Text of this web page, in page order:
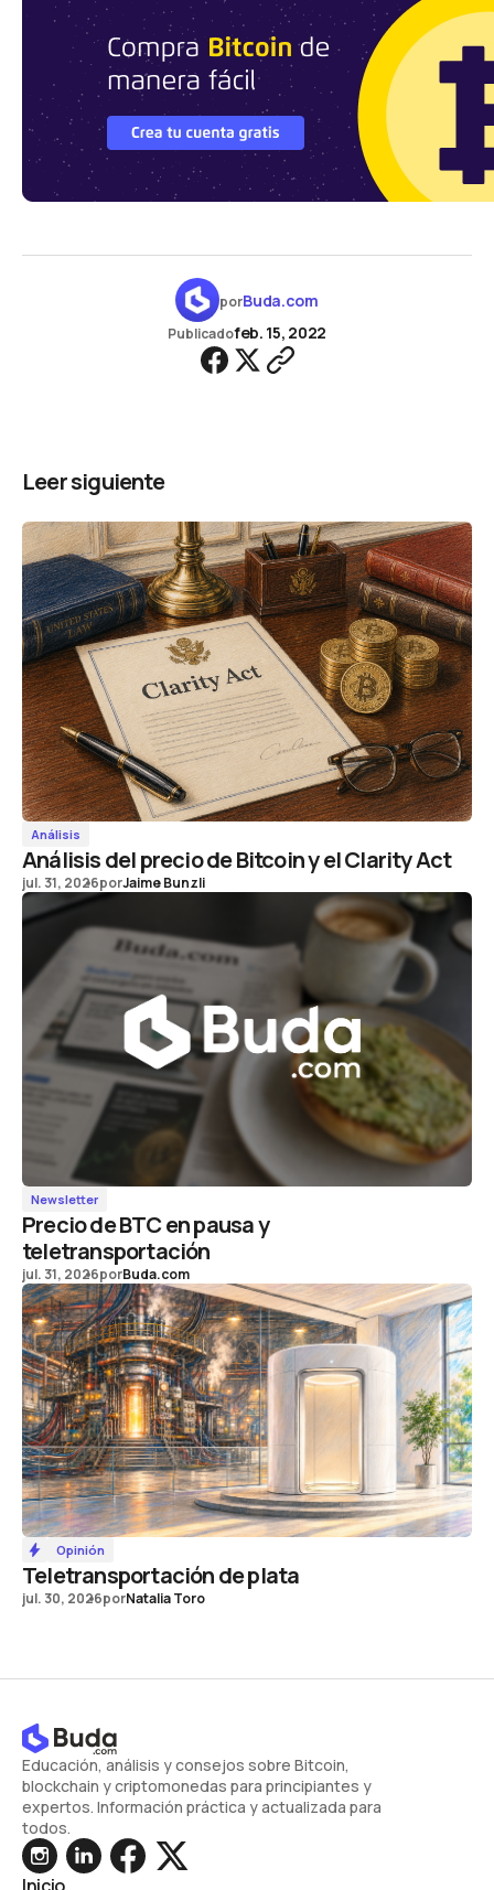
porBuda.com
Publicadofeb. 15, 2022
Leer siguiente
Análisis
Análisis del precio de Bitcoin y el Clarity Act
jul. 31, 2026porJaime Bunzli
Newsletter
Precio de BTC en pausa y
teletransportación
jul. 31, 2026porBuda.com
Opinión
Teletransportación de plata
jul. 30, 2026porNatalia Toro
Educación, análisis y consejos sobre Bitcoin,
blockchain y criptomonedas para principiantes y
expertos. Información práctica y actualizada para
todos.